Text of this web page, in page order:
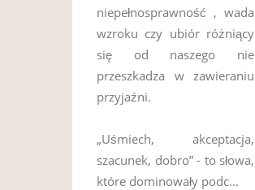
niepełnosprawność , wada
wzroku czy ubiór różniący
się od naszego nie
przeszkadza w zawieraniu
przyjaźni.
„Uśmiech, akceptacja,
szacunek, dobro” - to słowa,
które dominowały podc…